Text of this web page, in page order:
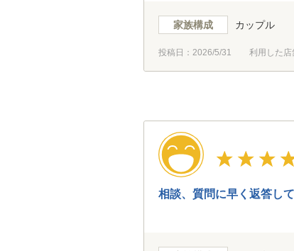
家族構成 カップル
投稿日： 2026/5/31 利用した
相談、質問に早く返答し